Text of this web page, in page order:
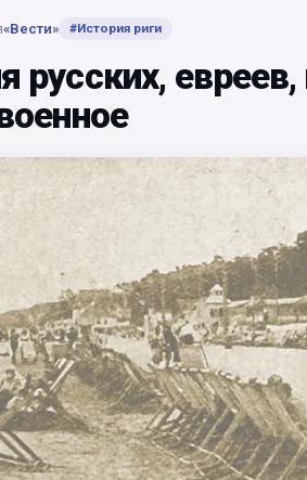
«Вести» #История риги
русских,